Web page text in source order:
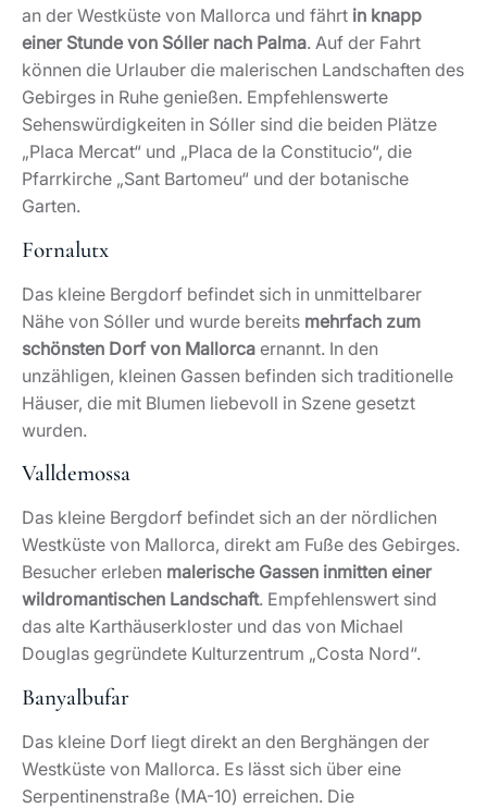
an der Westküste von Mallorca und fährt in knapp
einer Stunde von Sóller nach Palma. Auf der Fahrt
können die Urlauber die malerischen Landschaften des
Gebirges in Ruhe genießen. Empfehlenswerte
Sehenswürdigkeiten in Sóller sind die beiden Plätze
„Placa Mercat“ und „Placa de la Constitucio“, die
Pfarrkirche „Sant Bartomeu“ und der botanische
Garten.
Fornalutx
Das kleine Bergdorf befindet sich in unmittelbarer
Nähe von Sóller und wurde bereits mehrfach zum
schönsten Dorf von Mallorca ernannt. In den
unzähligen, kleinen Gassen befinden sich traditionelle
Häuser, die mit Blumen liebevoll in Szene gesetzt
wurden.
Valldemossa
Das kleine Bergdorf befindet sich an der nördlichen
Westküste von Mallorca, direkt am Fuße des Gebirges.
Besucher erleben malerische Gassen inmitten einer
wildromantischen Landschaft. Empfehlenswert sind
das alte Karthäuserkloster und das von Michael
Douglas gegründete Kulturzentrum „Costa Nord“.
Banyalbufar
Das kleine Dorf liegt direkt an den Berghängen der
Westküste von Mallorca. Es lässt sich über eine
Serpentinenstraße (MA-10) erreichen. Die